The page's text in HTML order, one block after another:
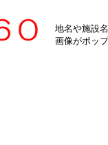
地名や施設
画像がポッ